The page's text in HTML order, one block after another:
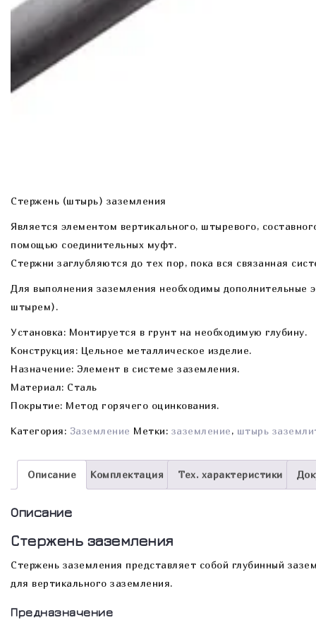
Стержень (штырь) заземления
Является элементом вертикального, штыревого,
помощью соединительных муфт.
Стержни заглубляются до тех пор, пока вся связанная
Для выполнения заземления необходимы
штырем).
Установка: Монтируется в грунт на необходимую глубину.
Конструкция: Цельное металлическое изделие.
Назначение: Элемент в системе заземления.
Материал: Сталь
Покрытие: Метод горячего оцинкования.
Категория: Заземление Метки: заземление, штырь
Описание Комплектация Тех. характеристики
Описание
Стержень заземления
Стержень заземления представляет собой глубинный
для вертикального заземления.
Предназначение